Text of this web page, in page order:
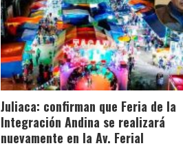
Juliaca: confirman que Feria de la
Integración Andina se realizará
nuevamente en la Av. Ferial